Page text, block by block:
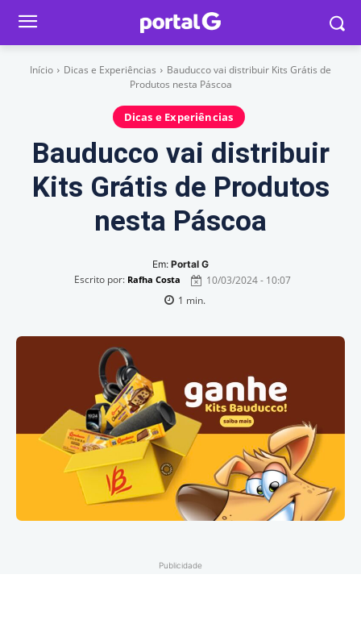
Início Dicas e Experiências
Bauducco vai distribuir Kits Grátis de
Produtos nesta Páscoa
Dicas e Experiências
Bauducco vai distribuir
Kits Grátis de Produtos
nesta Páscoa
Em: Portal G
Escrito por: Rafha Costa
10/03/2024 - 10:07
1 min.
Publicidade